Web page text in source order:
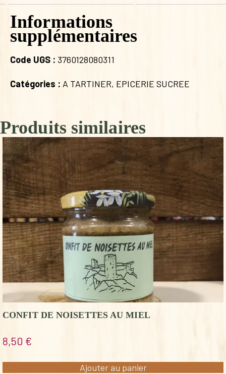
Informations
supplémentaires
Code UGS : 3760128080311
Catégories : A TARTINER, EPICERIE SUCREE
Produits similaires
CONFIT DE NOISETTES AU MIEL
8,50 €
Ajouter au panier